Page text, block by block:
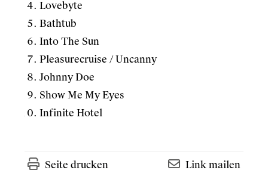
Lovebyte
Bathtub
Into The Sun
Pleasurecruise / Uncanny
Johnny Doe
Show Me My Eyes
Infinite Hotel
Seite drucken Link mailen